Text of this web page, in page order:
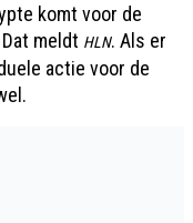
komt voor de
meldt HLN. Als er
actie voor de